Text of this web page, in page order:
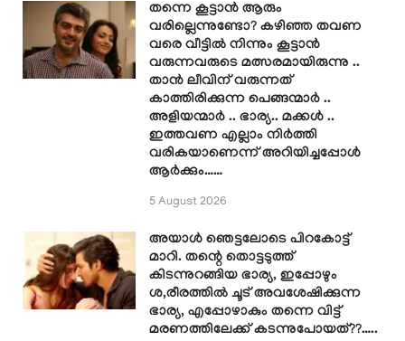
തന്നെ കൂട്ടാൻ ആരും
വരില്ലെന്നുണ്ടോ? കഴിഞ്ഞ തവണ
വരെ വീട്ടിൽ നിന്നും കൂട്ടാൻ
വരുന്നവരുടെ മത്സരമായിരുന്നു ..
താൻ ലീവിന് വരുന്നത്
കാത്തിരിക്കുന്ന പെങ്ങന്മാർ ..
അളിയന്മാർ .. ഭാര്യ.. മക്കൾ ..
ഇത്തവണ എല്ലാം നിർത്തി
വരികയാണെന്ന് അറിയിച്ചപ്പോൾ
ആർക്കും……
5 August 2026
അയാൾ ഞെട്ടലോടെ പിറകോട്ട്
മാറി. തന്റെ തൊട്ടടുത്ത്
കിടന്നുറങ്ങിയ ഭാര്യ, ഇപ്പോഴും
ശ,രീരത്തിൽ ചൂട് അവശേഷിക്കുന്ന
ഭാര്യ, എപ്പോഴാകും തന്നെ വിട്ട്
മരണത്തിലേക്ക് കടന്നുപോയത്??…..